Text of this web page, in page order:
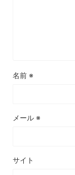
名前 ※
メール ※
サイト